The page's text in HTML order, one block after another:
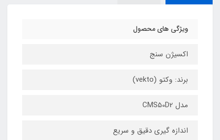
ویژگی های محصول
اکسیژن سنج
برند: وکتو (vekto)
مدل CMS50D2
اندازه گیری دقیق و سریع